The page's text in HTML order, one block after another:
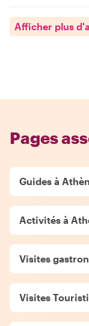
Afficher plus
Pages
Guides à
Activités à
Visites
Visites